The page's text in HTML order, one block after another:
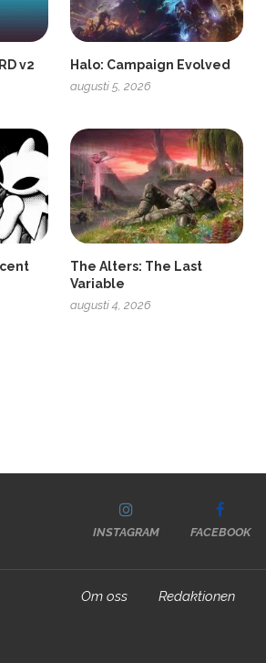
v2
Halo: Campaign Evolved
augusti 5, 2026
The Alters: The Last
Variable
augusti 4, 2026
INSTAGRAM FACEBOOK
Om oss Redaktionen